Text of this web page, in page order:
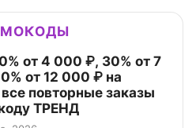
от 4 000 ₽, 30% от 7
от 12 000 ₽ на
повторные заказы
ТРЕНД